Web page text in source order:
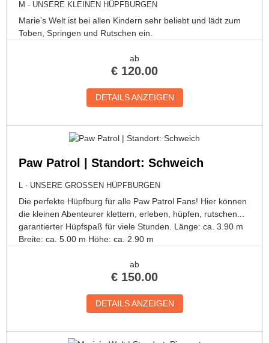
M - UNSERE KLEINEN HÜPFBURGEN
Marie’s Welt ist bei allen Kindern sehr beliebt und lädt zum
Toben, Springen und Rutschen ein.
ab
€ 120.00
DETAILS ANZEIGEN
Paw Patrol | Standort: Schweich
L - UNSERE GROSSEN HÜPFBURGEN
Die perfekte Hüpfburg für alle Paw Patrol Fans! Hier können
die kleinen Abenteurer klettern, erleben, hüpfen, rutschen...
garantierter Hüpfspaß für viele Stunden. Länge: ca. 3.90 m
Breite: ca. 5.00 m Höhe: ca. 2.90 m
ab
€ 150.00
DETAILS ANZEIGEN